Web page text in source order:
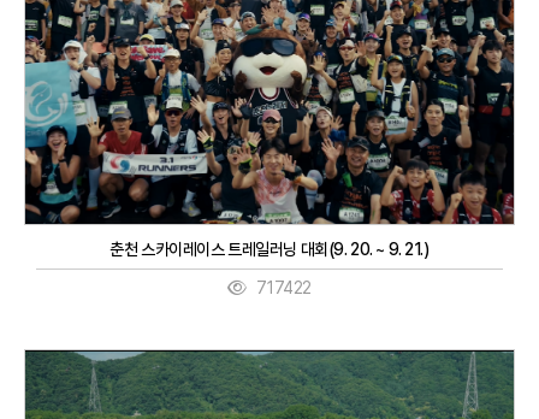
춘천 스카이레이스 트레일러닝 대회(9. 20. ~ 9. 21.)
717422